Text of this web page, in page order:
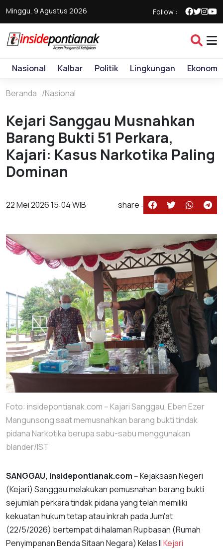
Minggu, 9 Agustus 2026 Follow :
Nasional Kalbar Politik Lingkungan Ekonomi
Beranda Nasional
Kejari Sanggau Musnahkan
Barang Bukti 51 Perkara,
Kajari: Kasus Narkotika Paling
Dominan
22 Mei 2026 15:04 WIB share :
Foto: insidepontianak.com -- Kajari Sanggau, Eben Ezer
Mangunsong saat memusnahkan barang bukti tindak
pidana Narkotika berupa sabu-sabu menggunakan
blander/IST
SANGGAU, insidepontianak.com --Kejaksaan Negeri
(Kejari) Sanggau melakukan pemusnahan barang bukti
sejumlah perkara tindak pidana yang telah memiliki
kekuatan hukum tetap atau inkrah pada Jum'at
(22/5/2026) bertempat di halaman Rupbasan (Rumah
Penyimpanan Benda Sitaan Negara) Kelas IIKejari